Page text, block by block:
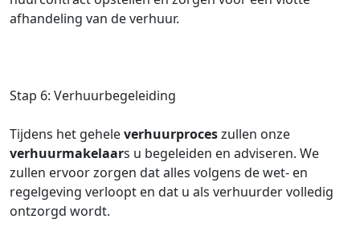
afhandeling van de verhuur.
Stap 6: Verhuurbegeleiding
Tijdens het geheleverhuurproceszullen onze
verhuurmakelaars u begeleiden en adviseren. We
zullen ervoor zorgen dat alles volgens de wet- en
regelgeving verloopt en dat u als verhuurder volledig
ontzorgd wordt.